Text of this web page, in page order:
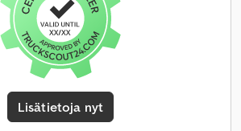
Lisätietoja nyt